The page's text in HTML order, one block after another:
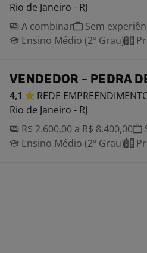
Rio de Janeiro - RJ
A combinar
Sem
Ensino Médio (2º Grau)
VENDEDOR - PEDRA
4,1 REDE
Rio de Janeiro - RJ
R$ 2.600,00 a R$ 8.400,00
Ensino Médio (2º Grau)